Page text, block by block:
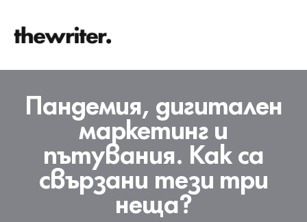
Пандемия, дигитален
маркетинг и
пътувания. Как са
свързани тези три
неща?